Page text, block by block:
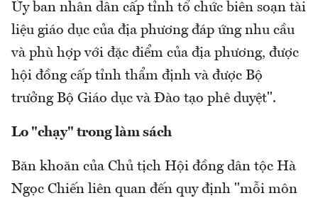
Ủy ban nhân dân cấp tỉnh tổ chức biên soạn tài
liệu giáo dục của địa phương đáp ứng nhu cầu
và phù hợp với đặc điểm của địa phương, được
hội đồng cấp tỉnh thẩm định và được Bộ
trưởng Bộ Giáo dục và Đào tạo phê duyệt".
Lo "chạy" trong làm sách
Băn khoăn của Chủ tịch Hội đồng dân tộc Hà
Ngọc Chiến liên quan đến quy định "mỗi môn